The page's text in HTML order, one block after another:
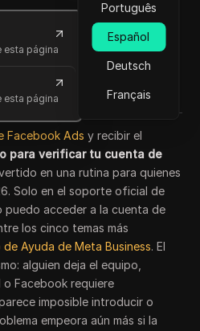
Português
Español
Deutsch
Français
esta página
esta página
de lectura
Facebook Ads y recibir el
para verificar tu cuenta de
en una rutina para quienes
Solo en el soporte oficial de
acceder a la cuenta de
los cinco temas más
de Ayuda de Meta Business. El
alguien deja el equipo,
o Facebook requiere
imposible introducir o
empeora aún más si la